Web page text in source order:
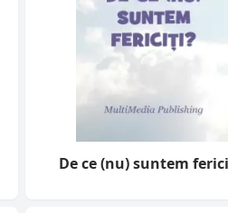
De ce (nu) suntem